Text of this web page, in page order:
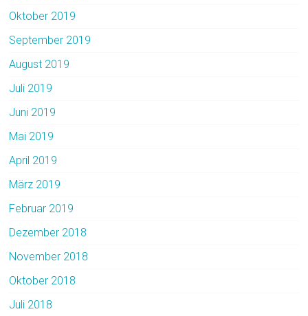
Oktober 2019
September 2019
August 2019
Juli 2019
Juni 2019
Mai 2019
April 2019
März 2019
Februar 2019
Dezember 2018
November 2018
Oktober 2018
Juli 2018